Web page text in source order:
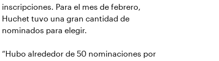
inscripciones. Para el mes de febrero,
Huchet tuvo una gran cantidad de
nominados para elegir.
“Hubo alrededor de 50 nominaciones por